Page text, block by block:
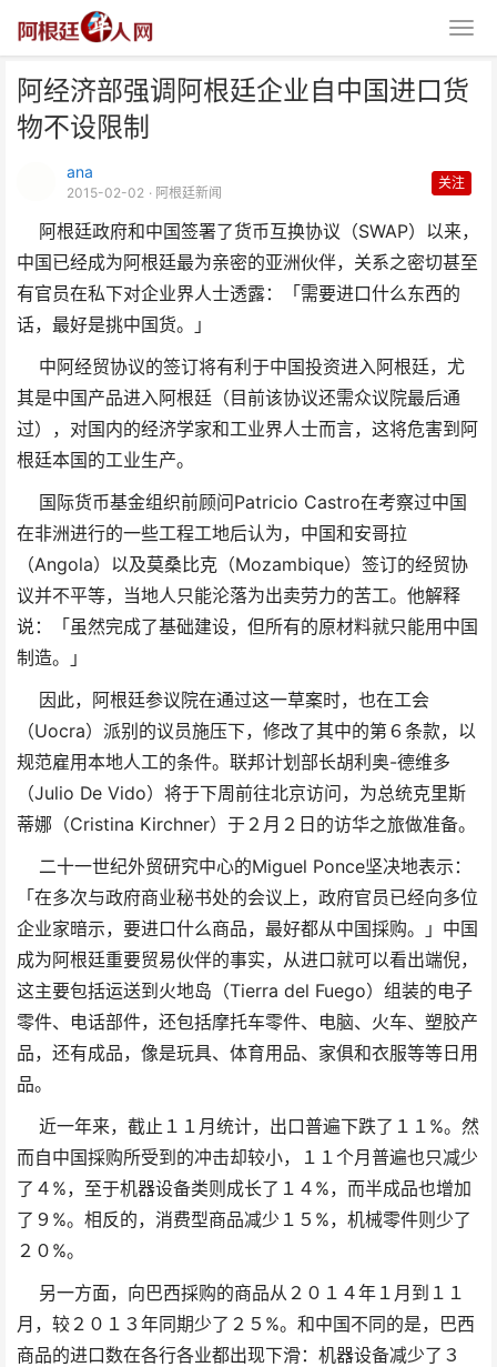
阿经济部强调阿根廷企业自中国进口货
物不设限制
ana
2015-02-02 · 阿根廷新闻
关注
阿根廷政府和中国签署了货币互换协议（SWAP）以来，
中国已经成为阿根廷最为亲密的亚洲伙伴，关系之密切甚至
有官员在私下对企业界人士透露：「需要进口什么东西的
话，最好是挑中国货。」
中阿经贸协议的签订将有利于中国投资进入阿根廷，尤
其是中国产品进入阿根廷（目前该协议还需众议院最后通
过），对国内的经济学家和工业界人士而言，这将危害到阿
根廷本国的工业生产。
国际货币基金组织前顾问Patricio Castro在考察过中国
在非洲进行的一些工程工地后认为，中国和安哥拉
（Angola）以及莫桑比克（Mozambique）签订的经贸协
议并不平等，当地人只能沦落为出卖劳力的苦工。他解释
说：「虽然完成了基础建设，但所有的原材料就只能用中国
制造。」
因此，阿根廷参议院在通过这一草案时，也在工会
（Uocra）派别的议员施压下，修改了其中的第６条款，以
规范雇用本地人工的条件。联邦计划部长胡利奥-德维多
（Julio De Vido）将于下周前往北京访问，为总统克里斯
蒂娜（Cristina Kirchner）于２月２日的访华之旅做准备。
二十一世纪外贸研究中心的Miguel Ponce坚决地表示：
「在多次与政府商业秘书处的会议上，政府官员已经向多位
企业家暗示，要进口什么商品，最好都从中国採购。」中国
成为阿根廷重要贸易伙伴的事实，从进口就可以看出端倪，
这主要包括运送到火地岛（Tierra del Fuego）组装的电子
零件、电话部件，还包括摩托车零件、电脑、火车、塑胶产
品，还有成品，像是玩具、体育用品、家俱和衣服等等日用
品。
近一年来，截止１１月统计，出口普遍下跌了１１%。然
而自中国採购所受到的冲击却较小，１１个月普遍也只减少
了４%，至于机器设备类则成长了１４%，而半成品也增加
了９%。相反的，消费型商品减少１５%，机械零件则少了
２０%。
另一方面，向巴西採购的商品从２０１４年１月到１１
月，较２０１３年同期少了２５%。和中国不同的是，巴西
商品的进口数在各行各业都出现下滑：机器设备减少了３
阿经济部强调阿根廷企业自中国进
口货物不设限制